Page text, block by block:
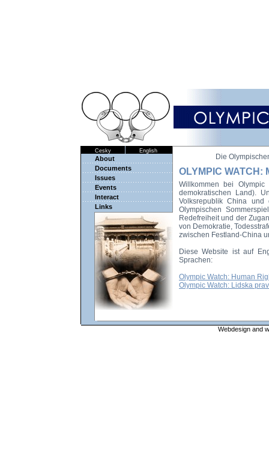
Cesky English
About
Documents
Issues
Events
Interact
Links
Die
OLYMPIC
Willkommen bei
demokratischen Land).
Volksrepublik China
Olympischen
Redefreiheit und der
von Demokratie,
zwischen Festland-China
Diese Website ist auf
Sprachen:
Olympic Watch: Human
Olympic Watch: Lidska
Webdesign and